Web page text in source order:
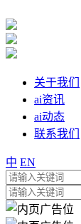
关于我们
ai资讯
ai动态
联系我们
中 EN